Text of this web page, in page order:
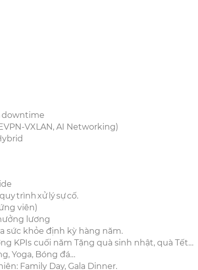
downtime
VXLAN, AI Networking)
trình xử lý sự cố.
viên)
lương
sức khỏe định kỳ hàng năm.
KPIs cuối năm Tặng quà sinh nhật, quà Tết…
Yoga, Bóng đá…
Family Day, Gala Dinner.